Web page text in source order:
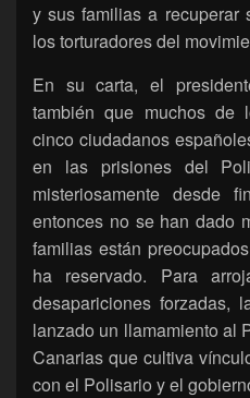
y sus familias a recuperar
los torturadores del
En su carta, el
también que muchos de
cinco ciudadanos
en las prisiones del
misteriosamente desde
entonces no se han dado
familias están
ha reservado. Para
desapariciones forzadas,
lanzado un llamamiento al
Canarias que cultiva
con el Polisario y el